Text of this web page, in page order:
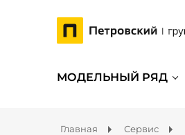
МОДЕЛЬНЫЙ РЯД
Главная Сервис